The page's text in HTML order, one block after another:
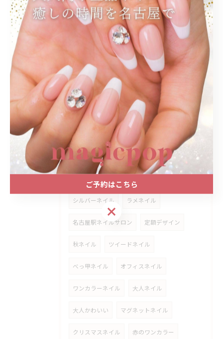
2026/07/22
タグ Tags
グレージュ ベージュ 手書きアート
シルバーネイル ラメネイル
名古屋駅ネイルサロン 定額デザイン
秋ネイル ツイードネイル
べっ甲ネイル オフィスネイル
ワンカラーネイル 大人ネイル
大人かわいい マグネットネイル
クリスマスネイル 赤のワンカラー
ご予約はこちら
ご予約はこちら